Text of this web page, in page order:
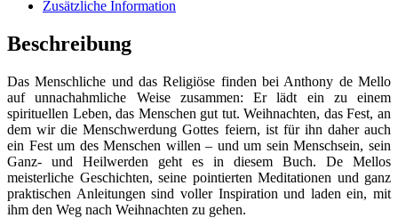
-
Texte
alle
Tage
der
Advents-
und
Weihnachtszeit
Menge
Zusätzliche Information
Beschreibung
Das Menschliche und das Religiöse finden bei Anthony de Mello
auf unnachahmliche Weise zusammen: Er lädt ein zu einem
spirituellen Leben, das Menschen gut tut. Weihnachten, das Fest, an
dem wir die Menschwerdung Gottes feiern, ist für ihn daher auch
ein Fest um des Menschen willen – und um sein Menschsein, sein
Ganz- und Heilwerden geht es in diesem Buch. De Mellos
meisterliche Geschichten, seine pointierten Meditationen und ganz
praktischen Anleitungen sind voller Inspiration und laden ein, mit
ihm den Weg nach Weihnachten zu gehen.